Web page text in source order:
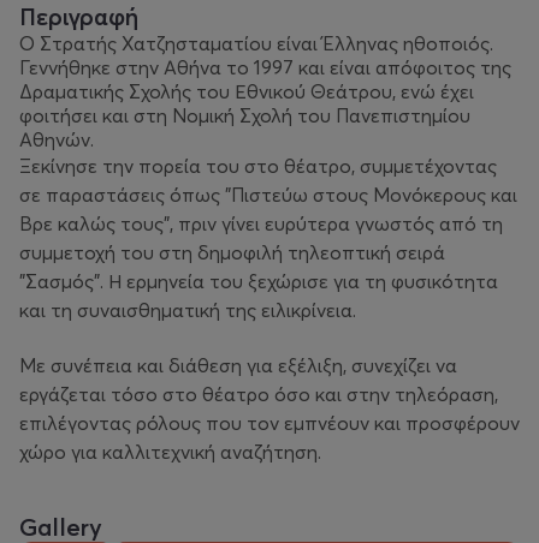
Περιγραφή
Ο Στρατής Χατζησταματίου είναι Έλληνας ηθοποιός.
Γεννήθηκε στην Αθήνα το 1997 και είναι απόφοιτος της
Δραματικής Σχολής του Εθνικού Θεάτρου, ενώ έχει
φοιτήσει και στη Νομική Σχολή του Πανεπιστημίου
Αθηνών.
Ξεκίνησε την πορεία του στο θέατρο, συμμετέχοντας
σε παραστάσεις όπως "Πιστεύω στους Μονόκερους και
Βρε καλώς τους", πριν γίνει ευρύτερα γνωστός από τη
συμμετοχή του στη δημοφιλή τηλεοπτική σειρά
"Σασμός". Η ερμηνεία του ξεχώρισε για τη φυσικότητα
και τη συναισθηματική της ειλικρίνεια.
Με συνέπεια και διάθεση για εξέλιξη, συνεχίζει να
εργάζεται τόσο στο θέατρο όσο και στην τηλεόραση,
επιλέγοντας ρόλους που τον εμπνέουν και προσφέρουν
χώρο για καλλιτεχνική αναζήτηση.
Gallery